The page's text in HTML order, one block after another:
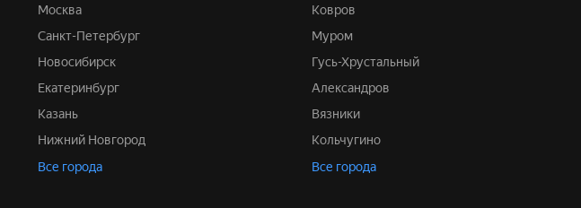
Москва
Санкт-Петербург
Новосибирск
Екатеринбург
Казань
Нижний Новгород
Все города
Ковров
Муром
Гусь-Хрустальный
Александров
Вязники
Кольчугино
Все города